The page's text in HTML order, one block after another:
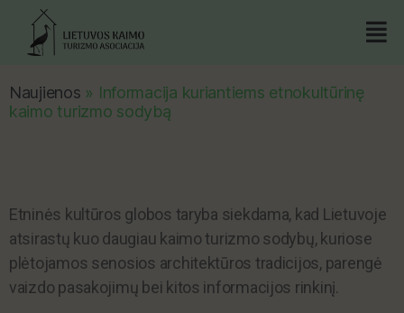
Naujienos » Informacija kuriantiems etnokultūrinę
kaimo turizmo sodybą
Etninės kultūros globos taryba siekdama, kad Lietuvoje
atsirastų kuo daugiau kaimo turizmo sodybų, kuriose
plėtojamos senosios architektūros tradicijos, parengė
vaizdo pasakojimų bei kitos informacijos rinkinį.